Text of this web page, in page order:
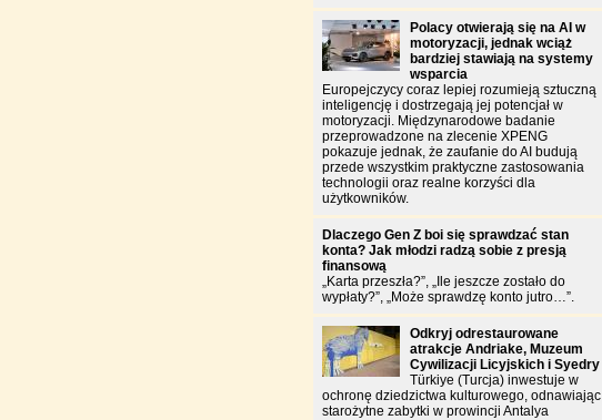
Polacy otwierają się na AI w
motoryzacji, jednak wciąż
bardziej stawiają na systemy
wsparcia
Europejczycy coraz lepiej rozumieją sztuczną
inteligencję i dostrzegają jej potencjał w
motoryzacji. Międzynarodowe badanie
przeprowadzone na zlecenie XPENG
pokazuje jednak, że zaufanie do AI budują
przede wszystkim praktyczne zastosowania
technologii oraz realne korzyści dla
użytkowników.
Dlaczego Gen Z boi się sprawdzać stan
konta? Jak młodzi radzą sobie z presją
finansową
„Karta przeszła?”, „Ile jeszcze zostało do
wypłaty?”, „Może sprawdzę konto jutro…”.
Odkryj odrestaurowane
atrakcje Andriake, Muzeum
Cywilizacji Licyjskich i Syedry
Türkiye (Turcja) inwestuje w
ochronę dziedzictwa kulturowego, odnawiając
starożytne zabytki w prowincji Antalya